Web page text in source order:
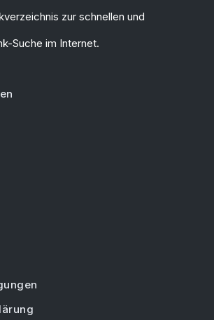
zur schnellen und
Suche im Internet.